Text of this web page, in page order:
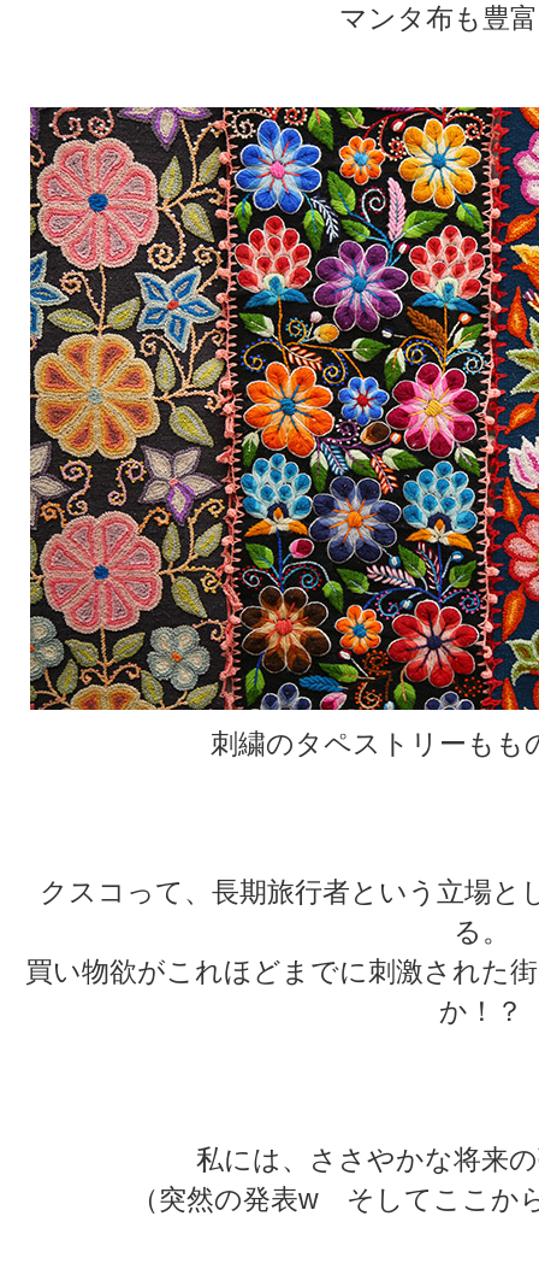
マンタ布も豊
刺繍のタペストリーもも
クスコって、長期旅行者という立場
る。
買い物欲がこれほどまでに刺激された
か！？
私には、ささやかな将来
（突然の発表w そしてここか